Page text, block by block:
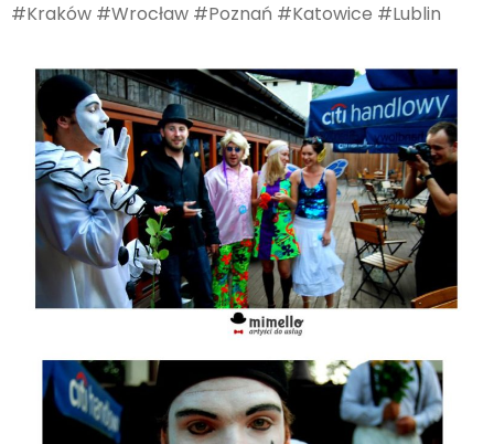
#Kraków #Wrocław #Poznań #Katowice #Lublin